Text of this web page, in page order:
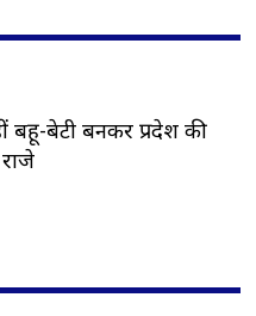
बहू-बेटी बनकर प्रदेश की